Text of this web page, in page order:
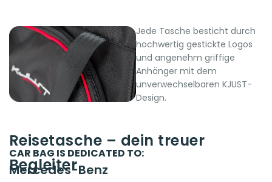
Jede Tasche besticht durch
hochwertig gestickte Logos
und angenehm griffige
Anhänger mit dem
unverwechselbaren KJUST-
Design.
Reisetasche – dein treuer
Begleiter
CAR BAG IS DEDICATED TO:
Mercedes-Benz